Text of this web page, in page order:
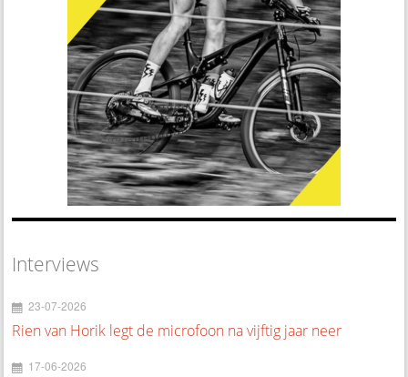
Interviews
23-07-2026
Rien van Horik legt de microfoon na vijftig jaar neer
17-06-2026